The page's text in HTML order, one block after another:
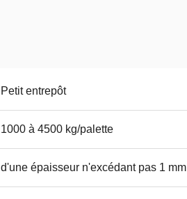
Petit entrepôt
1000 à 4500 kg/palette
d'une épaisseur n'excédant pas 1 mm